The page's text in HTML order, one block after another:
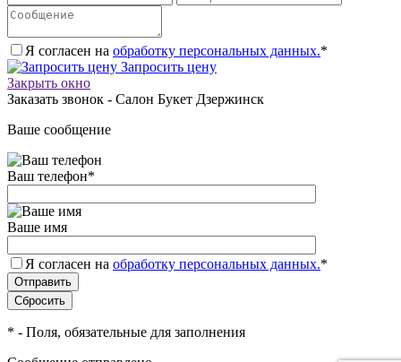
Я согласен на обработку персональных данных.*
Запросить цену
Закрыть окно
Заказать звонок - Салон Букет Дзержинск
Ваше сообщение
Ваш телефон*
Ваше имя
Я согласен на обработку персональных данных.*
* - Поля, обязательные для заполнения